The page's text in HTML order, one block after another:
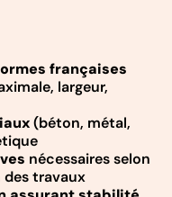
françaises
largeur,
(béton, métal,
nécessaires selon
travaux